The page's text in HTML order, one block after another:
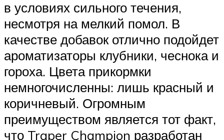
в условиях сильного течения,
несмотря на мелкий помол. В
качестве добавок отлично подойдет
ароматизаторы клубники, чеснока и
гороха. Цвета прикормки
немногочисленны: лишь красный и
коричневый. Огромным
преимуществом является тот факт,
что Traper Champion разработан